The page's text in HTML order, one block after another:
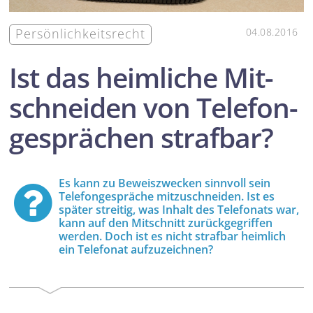
Persönlichkeitsrecht 04.08.2016
Ist das heimliche Mit­
schneiden von Telefon­
gesprächen strafbar?
Es kann zu Beweis­zwecken sinnvoll sein
Telefon­gespräche mit­zuschneiden. Ist es
später streitig, was Inhalt des Telefonats war,
kann auf den Mitschnitt zurückgegriffen
werden. Doch ist es nicht strafbar heimlich
ein Telefonat aufzuzeichnen?